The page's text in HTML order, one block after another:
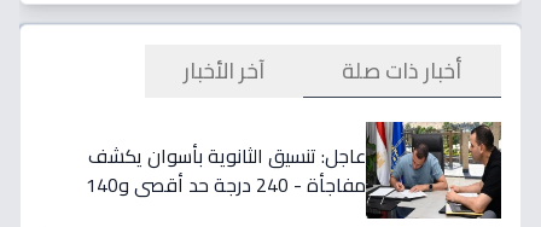
أخبار ذات صلة آخر الأخبار
عاجل: تنسيق الثانوية بأسوان يكشف
مفاجأة - 240 درجة حد أقصى و140